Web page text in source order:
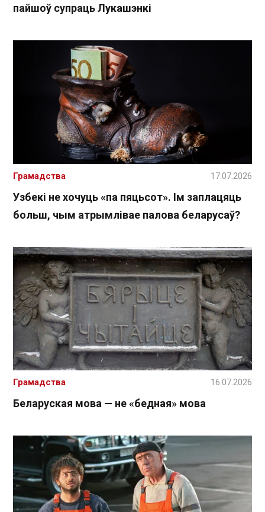
пайшоў супраць Лукашэнкі
Узбекі не хочуць «па пяцьсот». Ім заплацяць
больш, чым атрымлівае палова беларусаў?
Грамадства 17.07.2026
Беларуская мова — не «бедная» мова
Грамадства 16.07.2026